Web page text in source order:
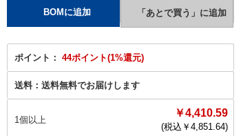
ポイント： 44ポイント(1%還元)
送料： 送料無料でお届けします
1個以上
￥4,410.59
(税込￥ 4,851.64)